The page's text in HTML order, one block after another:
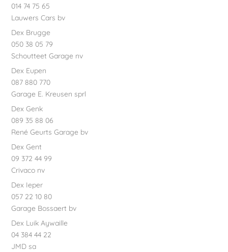
014 74 75 65
Lauwers Cars bv
Dex Brugge
050 38 05 79
Schoutteet Garage nv
Dex Eupen
087 880 770
Garage E. Kreusen sprl
Dex Genk
089 35 88 06
René Geurts Garage bv
Dex Gent
09 372 44 99
Crivaco nv
Dex Ieper
057 22 10 80
Garage Bossaert bv
Dex Luik Aywaille
04 384 44 22
JMD sa